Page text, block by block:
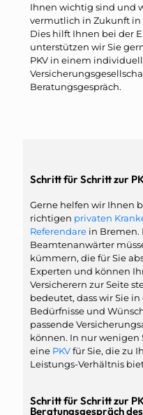
Ihnen wichtig sind und
vermutlich in Zukunft
Dies hilft Ihnen bei der
unterstützen wir Sie
PKV in einem
Beratungsgespräch.
Schritt für Schritt zur
Gerne helfen wir Ihnen
richtigen privaten
Referendare in Bremen.
Beamtenanwärter
kümmern, die für Sie
Experten und können
Versicherern zur Seite
bedeutet, dass wir Sie
Bedürfnisse und
passende
können. In nur wenigen
eine PKVfür Sie, die zu
Leistungs-Verhältnis
Schritt für Schritt zur
Beratungsgespräch